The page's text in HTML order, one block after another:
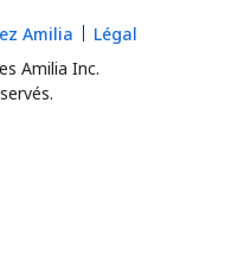
Amilia Inc.
Amilia Légal